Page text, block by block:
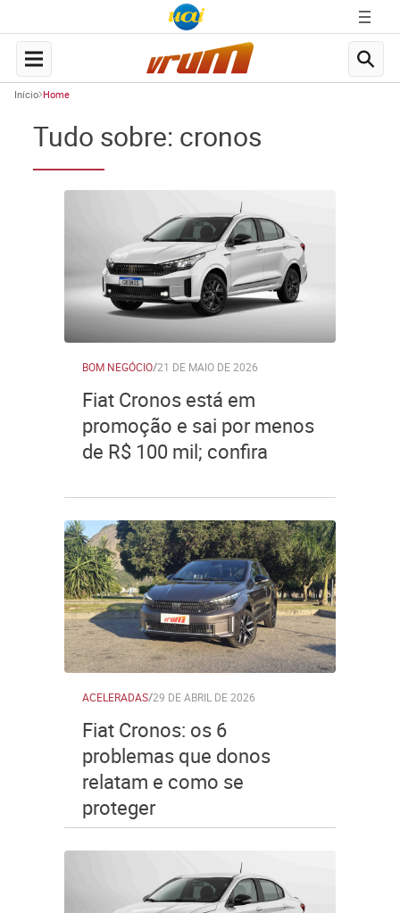
Início Home
Tudo sobre: cronos
BOM NEGÓCIO/21 DE MAIO DE 2026
Fiat Cronos está em
promoção e sai por menos
de R$ 100 mil; confira
ACELERADAS/29 DE ABRIL DE 2026
Fiat Cronos: os 6
problemas que donos
relatam e como se
proteger